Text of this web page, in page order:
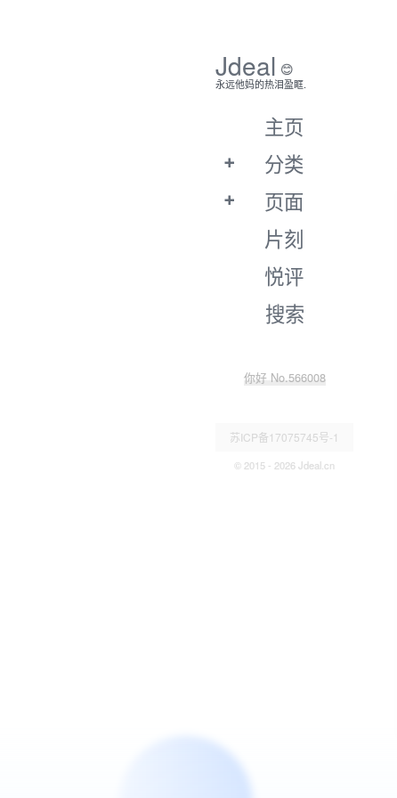
Jdeal 😊
永远他妈的热泪盈眶.
主页
分类
页面
片刻
悦评
搜索
你好 No.566008
苏ICP备17075745号-1
© 2015 - 2026 Jdeal.cn